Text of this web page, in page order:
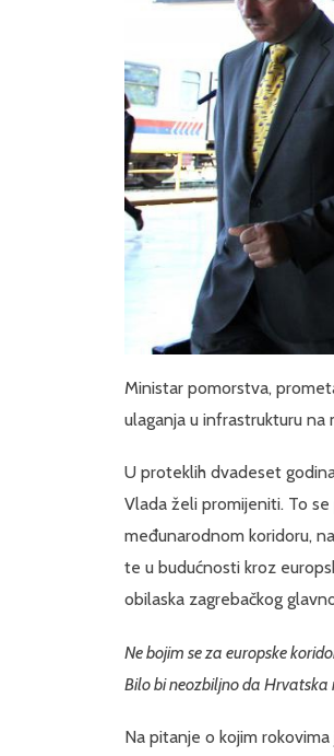
Ministar pomorstva,
ulaganja u infrastrukturu
U proteklih dvadeset
Vlada želi promijeniti. To
međunarodnom koridoru,
te u budućnosti kroz
obilaska zagrebačkog
Ne bojim se za europske
Bilo bi neozbiljno da Hrvatska
Na pitanje o kojim